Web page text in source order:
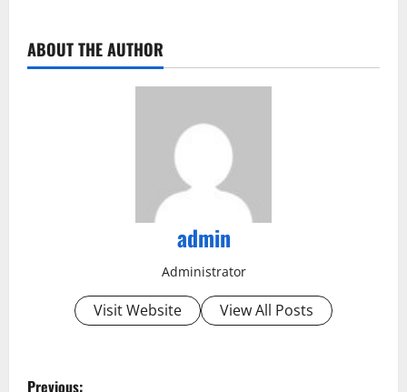
ABOUT THE AUTHOR
admin
Administrator
Visit Website View All Posts
P
Previous: